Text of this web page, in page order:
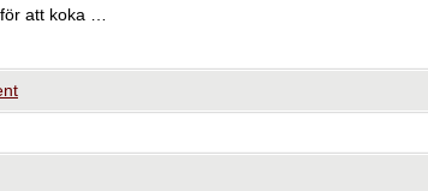
att koka …